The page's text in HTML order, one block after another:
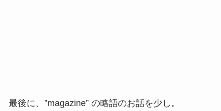
最後に、”magazine” の略語のお話を少し。